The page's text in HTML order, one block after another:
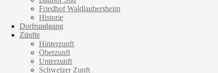
Friedhof Waldlaubersheim
Historie
Dorfrundgang
Zünfte
Hinterzunft
Oberzunft
Unterzunft
Schweizer Zunft